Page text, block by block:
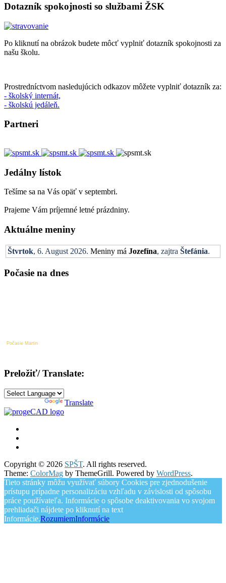
Dotazník spokojnosti so službami ŽSK
Po kliknutí na obrázok budete môcť vyplniť dotazník spokojnosti za
našu školu.
Prostredníctvom nasledujúcich odkazov môžete vyplniť dotazník za:
- školský internát,
- školskú jedáleň.
Partneri
Jedálny lístok
Tešíme sa na Vás opäť v septembri.
Prajeme Vám príjemné letné prázdniny.
Aktuálne meniny
Štvrtok, 6. August 2026. Meniny má Jozefína, zajtra Štefánia.
Počasie na dnes
Počasie Martin
Preložiť/ Translate:
Translate
Copyright © 2026 SPŠT. All rights reserved.
Theme: ColorMag by ThemeGrill. Powered by WordPress.
Tieto stránky môžu využívať súbory Cookies pre zjednodušenie
prístupu prípadne personalizáciu vzhľadu v závislosti od spôsobu
práce používateľa. Informácie o spôsobe deaktivovania vo svojom
prehliadači nájdete po kliknutí na text
Informácie.RozumiemInformácie